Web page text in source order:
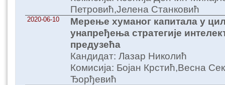
Петровић,Јелена Станковић
2020-06-10
Мерење хуманог капитала у
унапређења стратегије
предузећа
Кандидат: Лазар Николић
Комисија: Бојан Крстић,Весна
Ђорђевић